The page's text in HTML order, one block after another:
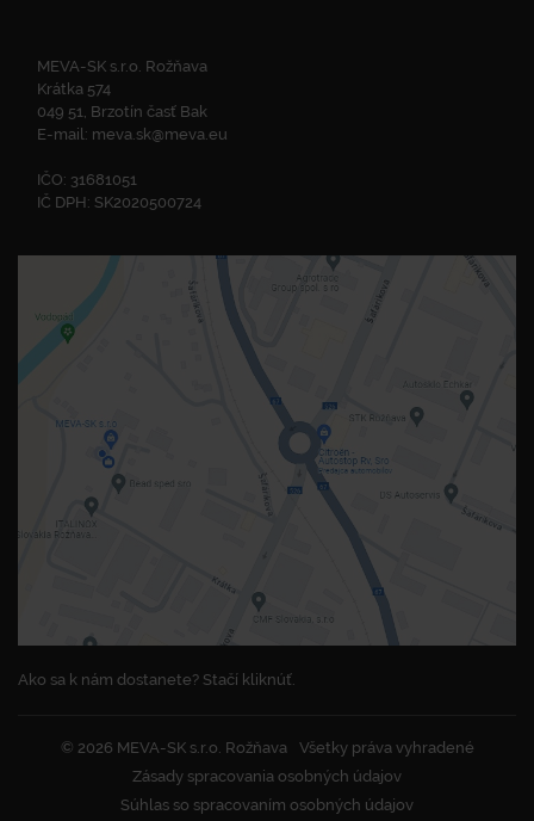
MEVA-SK s.r.o. Rožňava
Krátka 574
049 51, Brzotín časť Bak
E-mail: meva.sk@meva.eu
IČO: 31681051
IČ DPH: SK2020500724
Ako sa k nám dostanete? Stačí kliknúť.
© 2026 MEVA-SK s.r.o. Rožňava
Všetky práva vyhradené
Zásady spracovania osobných údajov
Súhlas so spracovaním osobných údajov